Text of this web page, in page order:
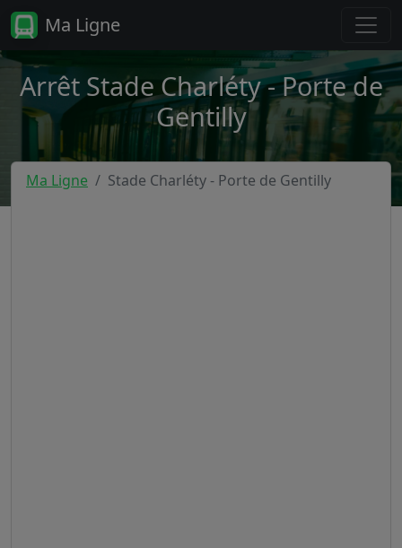
Ma Ligne
Arrêt Stade Charléty - Porte de
Gentilly
Ma Ligne Stade Charléty - Porte de Gentilly